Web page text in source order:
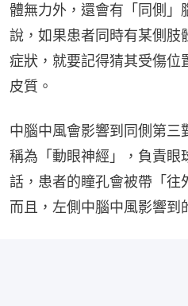
體無力外，還會有「同側」
說，如果患者同時有某側肢
症狀，就要記得猜其受傷位
皮質。
中腦中風會影響到同側第三
稱為「動眼神經」，負責眼
話，患者的瞳孔會被帶「往
而且，左側中腦中風影響到